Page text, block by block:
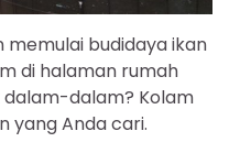
memulai budidaya ikan
di halaman rumah
dalam? Kolam
yang Anda cari.